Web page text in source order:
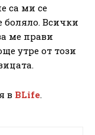
са ми се
боляло. Всички
ме прави
утре от този
в BLife.